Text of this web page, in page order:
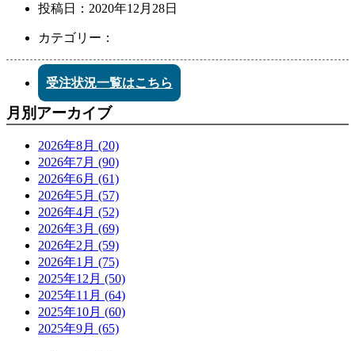
投稿日： 2020年12月28日
カテゴリー：
受注状況一覧はこちら
月別アーカイブ
2026年8月 (20)
2026年7月 (90)
2026年6月 (61)
2026年5月 (57)
2026年4月 (52)
2026年3月 (69)
2026年2月 (59)
2026年1月 (75)
2025年12月 (50)
2025年11月 (64)
2025年10月 (60)
2025年9月 (65)